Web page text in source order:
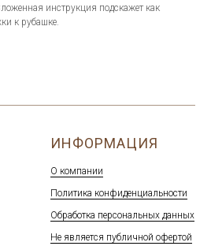
инструкция подскажет как
к рубашке.
ИНФОРМАЦИЯ
О компании
Политика конфиденциальности
Обработка персональных данных
Не является публичной офертой